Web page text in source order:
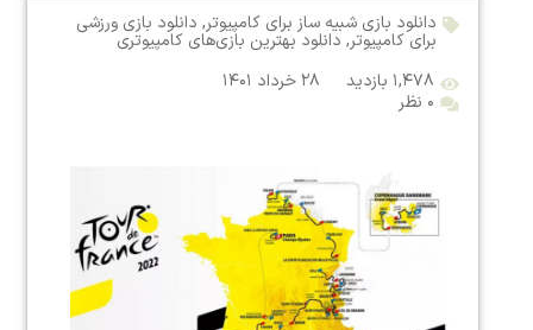
دانلود بازی شبیه ساز برای کامپیوتر, دانلود بازی ورزشی
برای کامپیوتر, دانلود بهترین بازی‌های کامپیوتری
۱,۴۷۸ بازدید
۲۸ خرداد ۱۴۰۱
۰ نظر